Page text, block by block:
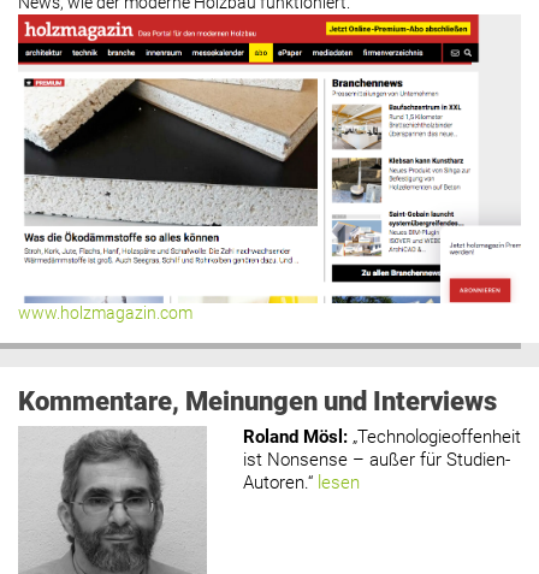
www.holzmagazin.com
Kommentare, Meinungen und Interviews
Roland Mösl : „Technologieoffenheit
ist Nonsense – außer für Studien-
Autoren.“ lesen